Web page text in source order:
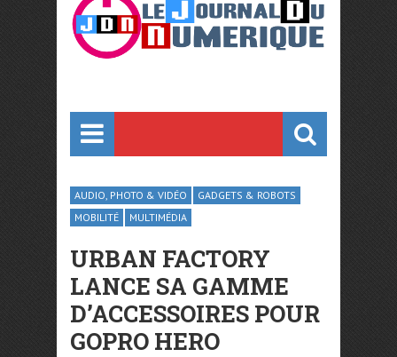
AUDIO, PHOTO & VIDÉO
GADGETS & ROBOTS
MOBILITÉ
MULTIMÉDIA
URBAN FACTORY
LANCE SA GAMME
D’ACCESSOIRES POUR
GOPRO HERO